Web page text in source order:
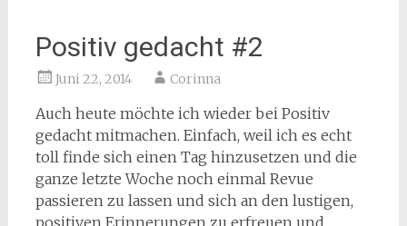
Positiv gedacht #2
Juni 22, 2014 Corinna
Auch heute möchte ich wieder bei Positiv
gedacht mitmachen. Einfach, weil ich es echt
toll finde sich einen Tag hinzusetzen und die
ganze letzte Woche noch einmal Revue
passieren zu lassen und sich an den lustigen,